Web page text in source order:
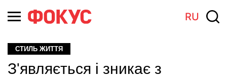
RU
СТИЛЬ ЖИТТЯ
З'являється і зникає з